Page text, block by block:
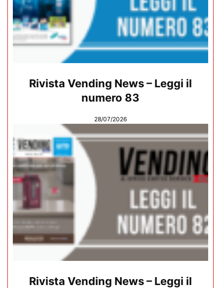
Rivista Vending News – Leggi il
numero 83
28/07/2026
Rivista Vending News – Leggi il